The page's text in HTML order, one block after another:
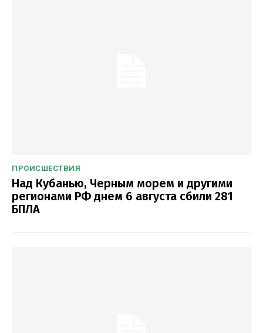
ПРОИСШЕСТВИЯ
Над Кубанью, Черным морем и другими
регионами РФ днем 6 августа сбили 281
БПЛА